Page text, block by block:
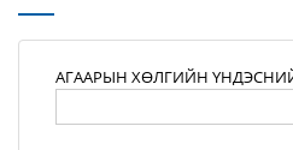
АГААРЫН ХӨЛГИЙН